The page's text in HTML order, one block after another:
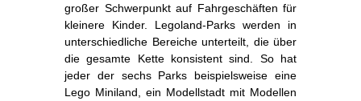
großer Schwerpunkt auf Fahrgeschäften für
kleinere Kinder. Legoland-Parks werden in
unterschiedliche Bereiche unterteilt, die über
die gesamte Kette konsistent sind. So hat
jeder der sechs Parks beispielsweise eine
Lego Miniland, ein Modellstadt mit Modellen